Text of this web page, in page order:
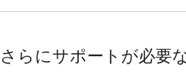
さらにサポートが必要